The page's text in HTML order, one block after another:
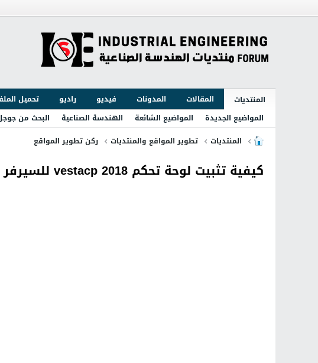
المنتديات المقالات المدونات فيديو راديو تحميل
المواضيع الجديدة
المواضيع الشائعة الهندسة الصناعية
البحث من
المنتديات
تطوير المواقع والمنتديات ركن تطوير المواقع
كيفية تثبيت لوحة تحكم vestacp 2018 للسيرفر